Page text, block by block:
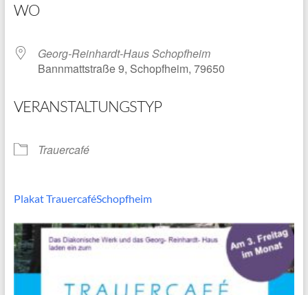
WO
Georg-Reinhardt-Haus Schopfheim
Bannmattstraße 9, Schopfheim, 79650
VERANSTALTUNGSTYP
Trauercafé
Plakat TrauercaféSchopfheim